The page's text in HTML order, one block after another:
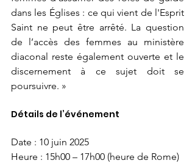
dans les Églises : ce qui vient de l'Esprit
Saint ne peut être arrêté. La question
de l’accès des femmes au ministère
diaconal reste également ouverte et le
discernement à ce sujet doit se
poursuivre. »
Détails de l’événement
Date : 10 juin 2025
Heure : 15h00 – 17h00 (heure de Rome)